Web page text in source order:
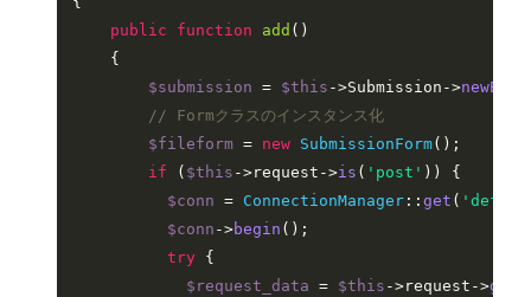
public
function add ( )
{
$submission = $this ->Submission->
// Formクラスのインスタンス化
$fileform = new SubmissionForm();
if ( $this ->request->is ( 'post' )) {
$conn = ConnectionManager ::get (
$conn ->begin ();
try {
$request_data = $this ->request->